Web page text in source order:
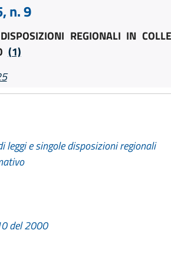
n. 9
REGIONALI IN
(1)
leggi e singole disposizioni regionali
del 2000